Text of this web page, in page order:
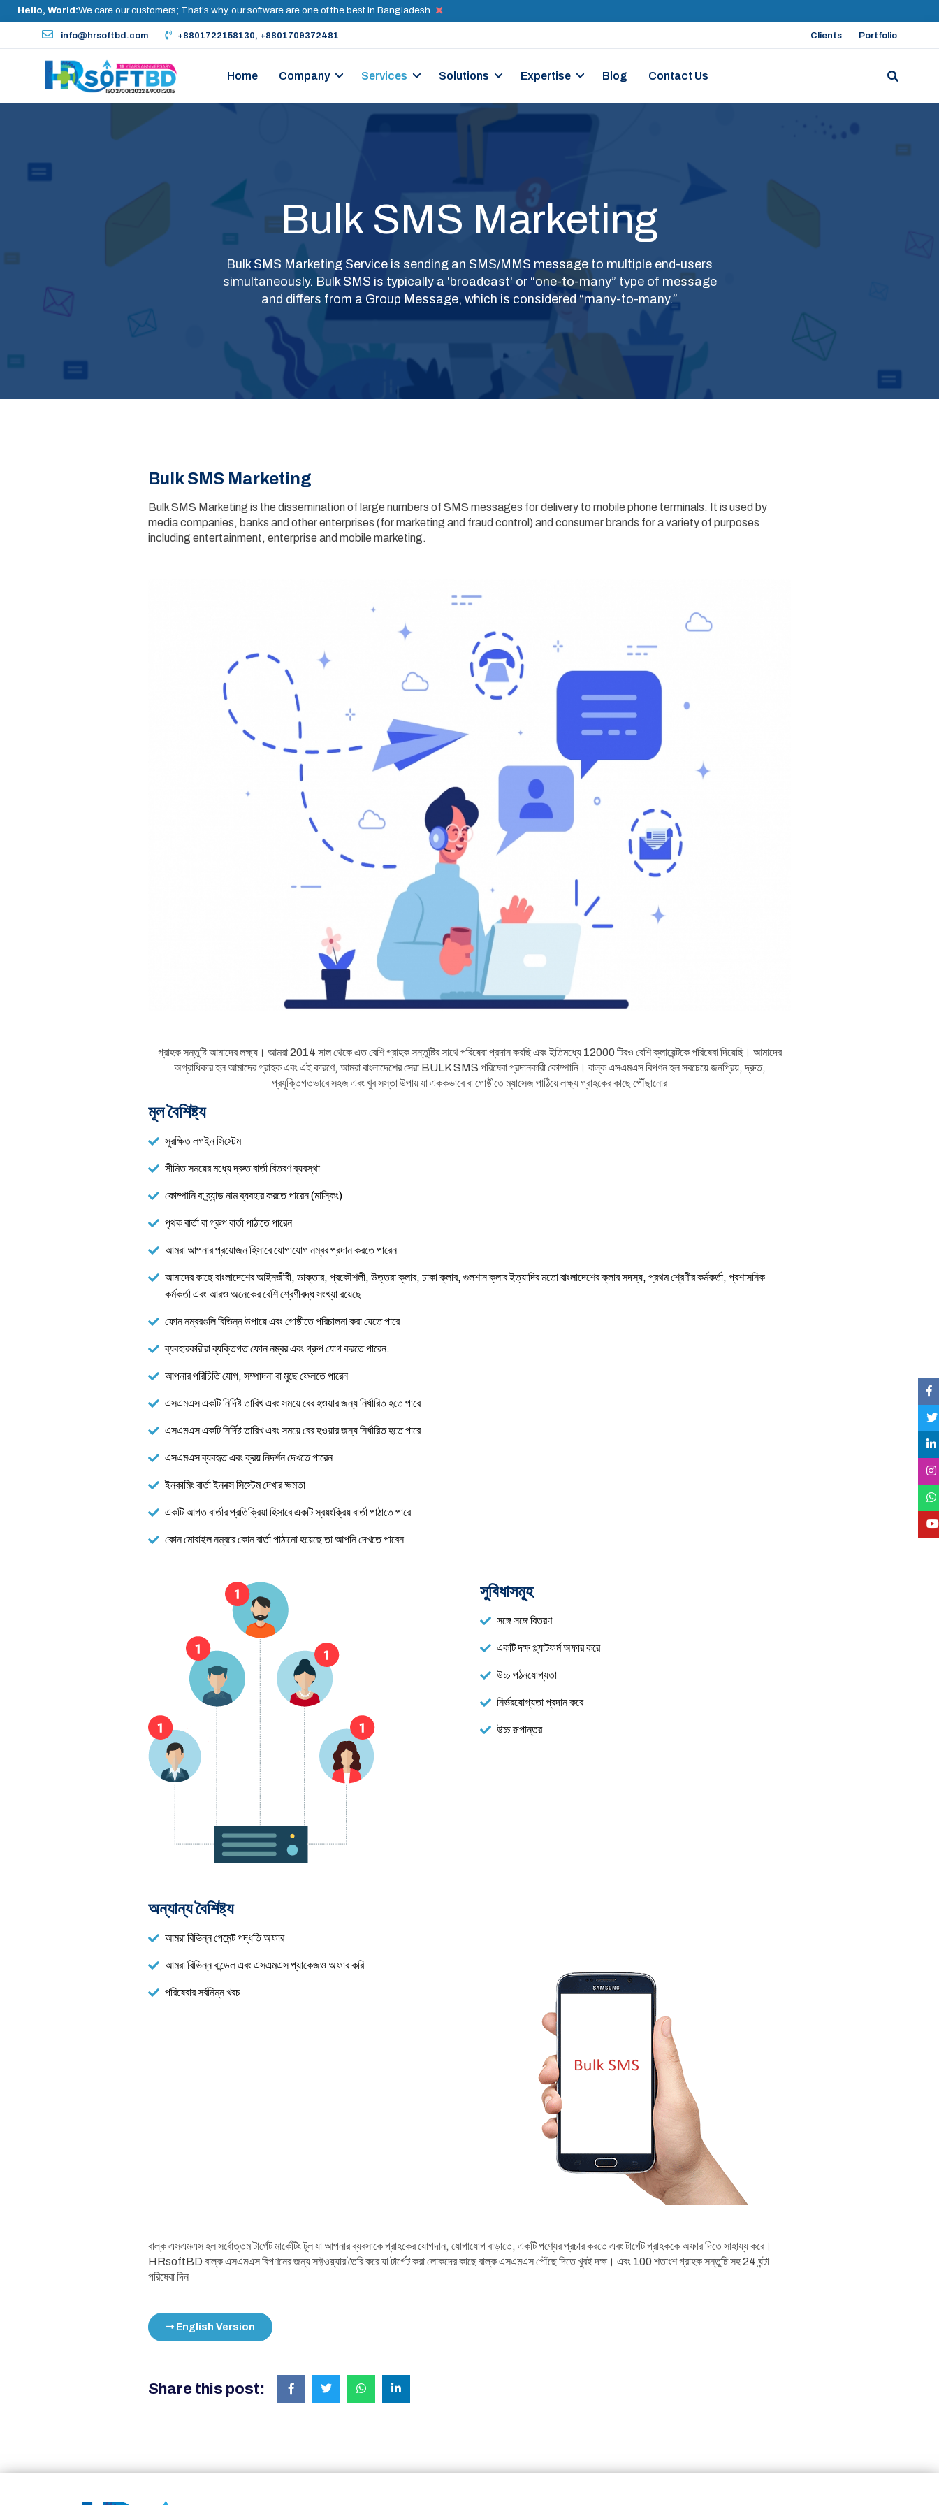
Hello, World:We care our customers; That's why, our software are one of the best in Bangladesh.
info@hrsoftbd.com +8801722158130, +8801709372481 Clients Portfolio
Home Company Services Solutions Expertise Blog Contact Us
Bulk SMS Marketing
Bulk SMS Marketing Service is sending an SMS/MMS message to multiple end-users
simultaneously. Bulk SMS is typically a 'broadcast' or “one-to-many” type of message
and differs from a Group Message, which is considered “many-to-many.”
Bulk SMS Marketing
Bulk SMS Marketing is the dissemination of large numbers of SMS messages for delivery to mobile phone terminals. It is used by
media companies, banks and other enterprises (for marketing and fraud control) and consumer brands for a variety of purposes
including entertainment, enterprise and mobile marketing.
গ্রাহক সন্তুষ্টি আমাদের লক্ষ্য। আমরা 2014 সাল থেকে এত বেশি গ্রাহক সন্তুষ্টির সাথে পরিষেবা প্রদান করছি এবং ইতিমধ্যে 12000 টিরও বেশি ক্লায়েন্টকে পরিষেবা দিয়েছি। আমাদের
অগ্রাধিকার হল আমাদের গ্রাহক এবং এই কারণে, আমরা বাংলাদেশের সেরা BULK SMS পরিষেবা প্রদানকারী কোম্পানি। বাল্ক এসএমএস বিপণন হল সবচেয়ে জনপ্রিয়, দ্রুত,
প্রযুক্তিগতভাবে সহজ এবং খুব সস্তা উপায় যা এককভাবে বা গোষ্ঠীতে ম্যাসেজ পাঠিয়ে লক্ষ্য গ্রাহকের কাছে পৌঁছানোর
মূল বৈশিষ্ট্য
সুরক্ষিত লগইন সিস্টেম
সীমিত সময়ের মধ্যে দ্রুত বার্তা বিতরণ ব্যবস্থা
কোম্পানি বা ব্র্যান্ড নাম ব্যবহার করতে পারেন (মাস্কিং)
পৃথক বার্তা বা গ্রুপ বার্তা পাঠাতে পারেন
আমরা আপনার প্রয়োজন হিসাবে যোগাযোগ নম্বর প্রদান করতে পারেন
আমাদের কাছে বাংলাদেশের আইনজীবী, ডাক্তার, প্রকৌশলী, উত্তরা ক্লাব, ঢাকা ক্লাব, গুলশান ক্লাব ইত্যাদির মতো বাংলাদেশের ক্লাব সদস্য, প্রথম শ্রেণীর কর্মকর্তা, প্রশাসনিক
কর্মকর্তা এবং আরও অনেকের বেশি শ্রেণীবদ্ধ সংখ্যা রয়েছে
ফোন নম্বরগুলি বিভিন্ন উপায়ে এবং গোষ্ঠীতে পরিচালনা করা যেতে পারে
ব্যবহারকারীরা ব্যক্তিগত ফোন নম্বর এবং গ্রুপ যোগ করতে পারেন.
আপনার পরিচিতি যোগ, সম্পাদনা বা মুছে ফেলতে পারেন
এসএমএস একটি নির্দিষ্ট তারিখ এবং সময়ে বের হওয়ার জন্য নির্ধারিত হতে পারে
এসএমএস একটি নির্দিষ্ট তারিখ এবং সময়ে বের হওয়ার জন্য নির্ধারিত হতে পারে
এসএমএস ব্যবহৃত এবং ক্রয় নিদর্শন দেখতে পারেন
ইনকামিং বার্তা ইনবক্স সিস্টেম দেখার ক্ষমতা
একটি আগত বার্তার প্রতিক্রিয়া হিসাবে একটি স্বয়ংক্রিয় বার্তা পাঠাতে পারে
কোন মোবাইল নম্বরে কোন বার্তা পাঠানো হয়েছে তা আপনি দেখতে পাবেন
সুবিধাসমূহ
সঙ্গে সঙ্গে বিতরণ
একটি দক্ষ প্ল্যাটফর্ম অফার করে
উচ্চ পঠনযোগ্যতা
নির্ভরযোগ্যতা প্রদান করে
উচ্চ রূপান্তর
অন্যান্য বৈশিষ্ট্য
আমরা বিভিন্ন পেমেন্ট পদ্ধতি অফার
আমরা বিভিন্ন বান্ডেল এবং এসএমএস প্যাকেজও অফার করি
পরিষেবার সর্বনিম্ন খরচ
বাল্ক এসএমএস হল সর্বোত্তম টার্গেট মার্কেটিং টুল যা আপনার ব্যবসাকে গ্রাহকের যোগদান, যোগাযোগ বাড়াতে, একটি পণ্যের প্রচার করতে এবং টার্গেট গ্রাহককে অফার দিতে সাহায্য করে।
HRsoftBD বাল্ক এসএমএস বিপণনের জন্য সফ্টওয়্যার তৈরি করে যা টার্গেট করা লোকদের কাছে বাল্ক এসএমএস পৌঁছে দিতে খুবই দক্ষ। এবং 100 শতাংশ গ্রাহক সন্তুষ্টি সহ 24 ঘন্টা
পরিষেবা দিন
English Version
Share this post: